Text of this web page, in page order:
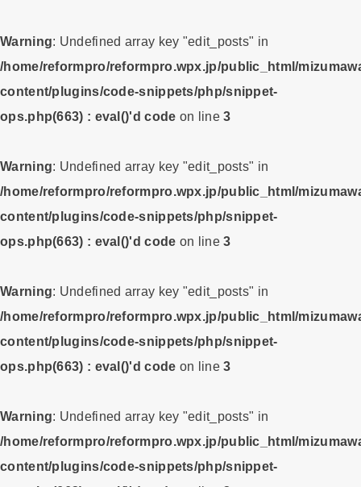
Warning: Undefined array key "edit_posts" in
/home/reformpro/reformpro.wpx.jp/public_html/
content/plugins/code-snippets/php/snippet-
ops.php(663) : eval()'d code on line3
Warning: Undefined array key "edit_posts" in
/home/reformpro/reformpro.wpx.jp/public_html/
content/plugins/code-snippets/php/snippet-
ops.php(663) : eval()'d code on line3
Warning: Undefined array key "edit_posts" in
/home/reformpro/reformpro.wpx.jp/public_html/
content/plugins/code-snippets/php/snippet-
ops.php(663) : eval()'d code on line3
Warning: Undefined array key "edit_posts" in
/home/reformpro/reformpro.wpx.jp/public_html/
content/plugins/code-snippets/php/snippet-